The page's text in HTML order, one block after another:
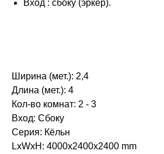
Вход : сбоку (эркер).
Ширина (мет.): 2,4
Длина (мет.): 4
Кол-во комнат: 2 - 3
Вход: Сбоку
Серия: Кёльн
LxWxH: 4000x2400x2400 mm